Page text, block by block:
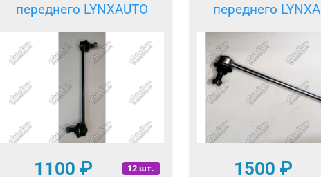
переднего LYNXAUTO
12 шт.
1100 ₽
переднего
1500 ₽